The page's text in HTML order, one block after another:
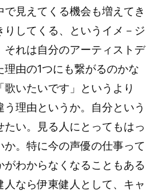
で見えてくる機会も増えてき
りしてくる、というイメ－ジ
それは自分のアーティストデ
理由の1つにも繋がるのかな
歌いたいです」というより
う理由というか。自分という
たい。見る人にとってもはっ
か。特に今の声優の仕事って
がわからなくなることもある
人なら伊東健人として、キャ